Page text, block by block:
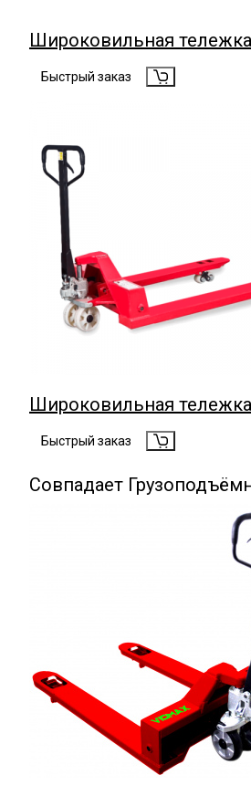
Широковильная тележка
Быстрый заказ
Широковильная тележка
Быстрый заказ
Совпадает